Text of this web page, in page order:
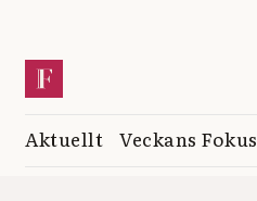
Aktuellt Veckans Fokus